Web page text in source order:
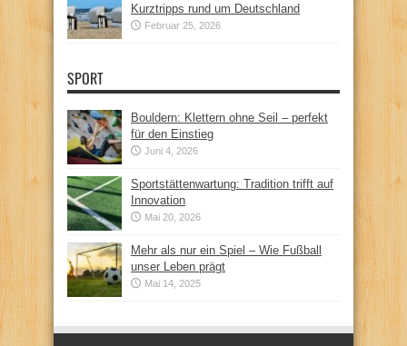
Kurztripps rund um Deutschland
Februar 25, 2026
SPORT
Bouldern: Klettern ohne Seil – perfekt
für den Einstieg
Juni 4, 2026
Sportstättenwartung: Tradition trifft auf
Innovation
Mai 20, 2026
Mehr als nur ein Spiel – Wie Fußball
unser Leben prägt
Mai 14, 2025